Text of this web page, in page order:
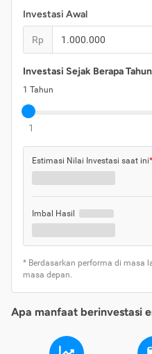
Investasi Awal
Rp
Investasi Sejak Berapa
1 Tahun
1
Estimasi Nilai Investasi saat ini*
Imbal Hasil
* Berdasarkan performa di masa
masa depan.
Apa manfaat berinvestasi